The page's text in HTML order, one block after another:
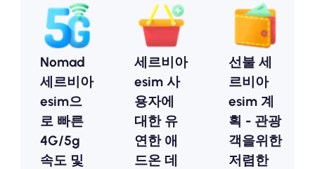
Nomad
세르비아
esim으
로 빠른
4G/5g
속도 및
세르비아
esim 사
용자에
대한 유
연한 애
드온 데
선불 세
르비아
esim 계
획 - 관광
객을위한
저렴한